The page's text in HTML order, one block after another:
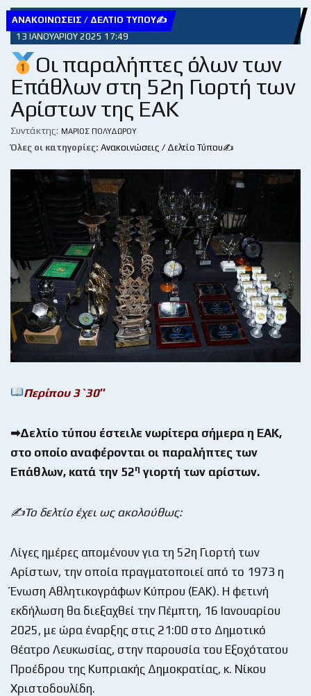
ΑΝΑΚΟΙΝΏΣΕΙΣ / ΔΕΛΤΊΟ ΤΎΠΟΥ✍
13 ΙΑΝΟΥΑΡΊΟΥ 2025 17:49
Οι παραλήπτες όλων των
Επάθλων στη 52η Γιορτή των
Αρίστων της ΕΑΚ
Συντάκτης: ΜΆΡΙΟΣ ΠΟΛΥΔΏΡΟΥ
Όλες οι κατηγορίες: Ανακοινώσεις / Δελτίο Τύπου✍
Περίπου 3`30″
➡Δελτίο τύπου έστειλε νωρίτερα σήμερα η ΕΑΚ,
στο οποίο αναφέρονται οι παραλήπτες των
Επάθλων, κατά την 52η γιορτή των αρίστων.
✍Το δελτίο έχει ως ακολούθως:
Λίγες ημέρες απομένουν για τη 52η Γιορτή των
Αρίστων, την οποία πραγματοποιεί από το 1973 η
Ένωση Αθλητικογράφων Κύπρου (ΕΑΚ). Η φετινή
εκδήλωση θα διεξαχθεί την Πέμπτη, 16 Ιανουαρίου
2025, με ώρα έναρξης στις 21:00 στο Δημοτικό
Θέατρο Λευκωσίας, στην παρουσία του Εξοχότατου
Προέδρου της Κυπριακής Δημοκρατίας, κ. Νίκου
Χριστοδουλίδη.